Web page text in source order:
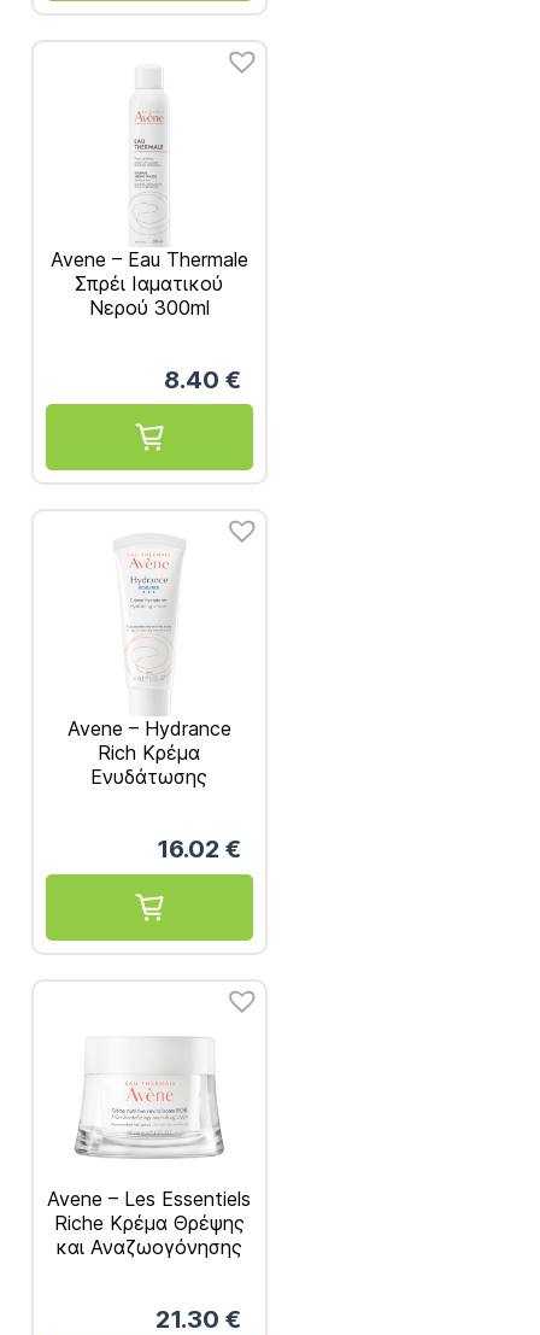
Avene – Eau Thermale
Σπρέι Ιαματικού
Νερού 300ml
8.40 €
Avene – Hydrance
Rich Kρέμα
Ενυδάτωσης
16.02 €
Avene – Les Essentiels
Riche Κρέμα Θρέψης
και Αναζωογόνησης
21.30 €